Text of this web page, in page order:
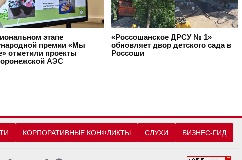
этапе
премии «Мы
отметили проекты
АЭС
«Россошанское ДРСУ № 1»
обновляет двор детского сада в
Россоши
КОРПОРАТИВНЫЕ КОНФЛИКТЫ СЛУХИ БИЗНЕС-ГИД